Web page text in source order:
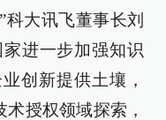
大讯飞董事长刘
进一步加强知识
创新提供土壤，
授权领域探索，